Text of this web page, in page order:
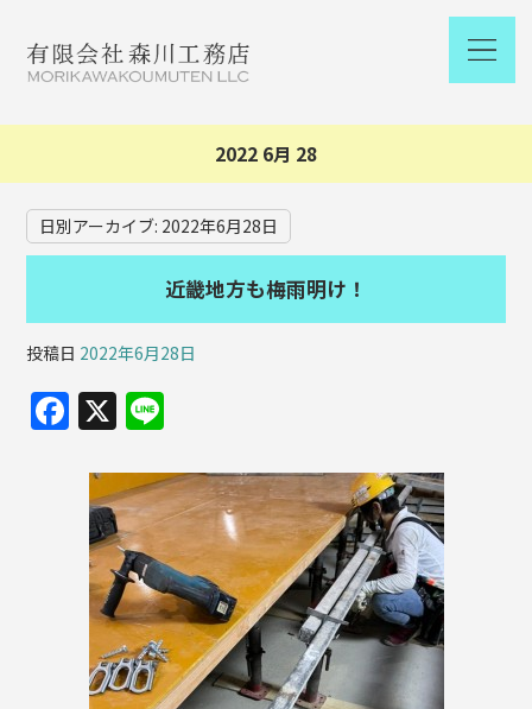
2022 6月 28
日別アーカイブ: 2022年6月28日
近畿地方も梅雨明け！
投稿日 2022年6月28日
F
a
c
e
b
o
o
k
X
e